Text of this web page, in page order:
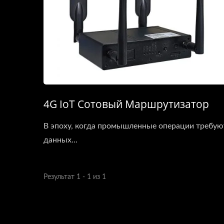
4G IoT Сотовый Маршрутизатор
В эпоху, когда промышленные операции
данных...
Результат 1 - 1 из 1